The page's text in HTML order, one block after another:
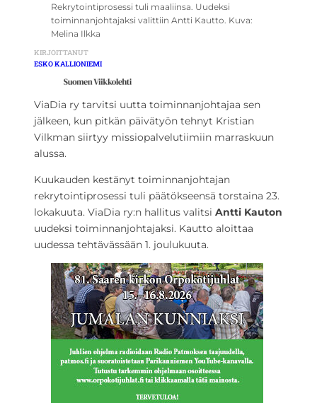
Rekrytointiprosessi tuli maaliinsa. Uudeksi
toiminnanjohtajaksi valittiin Antti Kautto. Kuva:
Melina Ilkka
KIRJOITTANUT
ESKO KALLIONIEMI
ViaDia ry tarvitsi uutta toiminnanjohtajaa sen
jälkeen, kun pitkän päivätyön tehnyt Kristian
Vilkman siirtyy missiopalvelutiimiin marraskuun
alussa.
Kuukauden kestänyt toiminnanjohtajan
rekrytointiprosessi tuli päätökseensä torstaina 23.
lokakuuta. ViaDia ry:n hallitus valitsi Antti Kauton
uudeksi toiminnanjohtajaksi. Kautto aloittaa
uudessa tehtävässään 1. joulukuuta.